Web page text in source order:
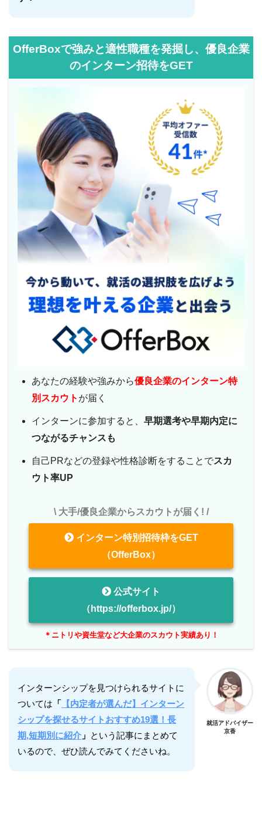
OfferBoxで強みと適性職種を発掘し、優良企業
のインターン招待をGET
あなたの経験や強みから優良企業のインターン特
別スカウト が届く
インターンに参加すると、 早期選考や早期内定に
つながるチャンスも
自己PRなどの登録や性格診断をすることでスカ
ウト率UP
\ 大手/優良企業からスカウトが届く! /
インターン特別招待枠をGET
（OfferBox）
公式サイト
（https://offerbox.jp/）
＊ニトリや資生堂など大企業のスカウト実績あり！
インターンシップを見つけられるサイトに
ついては 「 【内定者が選んだ】インターン
シップを探せるサイトおすすめ19選！長
期,短期別に紹介 」 という記事にまとめて
いるので、ぜひ読んでみてくださいね。
就活アドバイザー
京香